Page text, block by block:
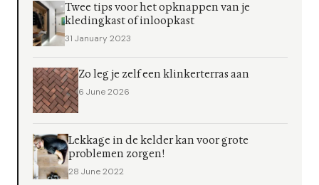
Twee tips voor het opknappen van je
kledingkast of inloopkast
31 January 2023
Zo leg je zelf een klinkerterras aan
6 June 2026
Lekkage in de kelder kan voor grote
problemen zorgen!
28 June 2022